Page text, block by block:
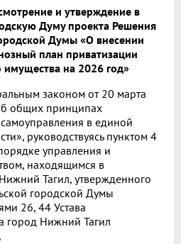
и утверждение в
Думу проекта Решения
Думы «О внесении
план приватизации
на 2026 год»
законом от 20 марта
общих принципах
в единой
руководствуясь пунктом 4
управления и
находящимся в
Тагил, утвержденного
городской Думы
26, 44 Устава
город Нижний Тагил